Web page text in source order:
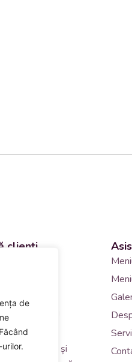
de
clienți
vânzări și
catering
223 190
numerar și